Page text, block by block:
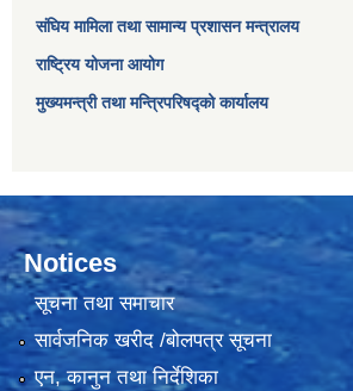
संघिय मामिला तथा सामान्य प्रशासन मन्त्रालय
राष्ट्रिय योजना आयोग
मुख्यमन्त्री तथा मन्त्रिपरिषद्को कार्यालय
Notices
सूचना तथा समाचार
सार्वजनिक खरीद /बोलपत्र सूचना
एन, कानुन तथा निर्देशिका